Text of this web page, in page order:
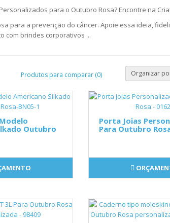
para o Outubro Rosa? Encontre na
para a prevenção do câncer. Apoie essa ideia,
com brindes corporativos ...
Produtos para comparar (0) Organizar
Outubro
Porta Joias
Para Outubro